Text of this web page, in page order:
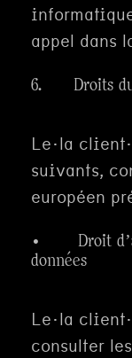
appel dans
6. Droits
Le·la
suivants,
européen
· Droit
données
Le·la
consulter